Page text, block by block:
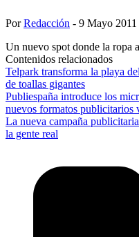
PorRedacción - 9 Mayo 2011
Un nuevo spot donde la ropa
Contenidos relacionados
Telpark transforma la playa
de toallas gigantes
Publiespaña introduce los
nuevos formatos publicitarios
La nueva campaña
la gente real